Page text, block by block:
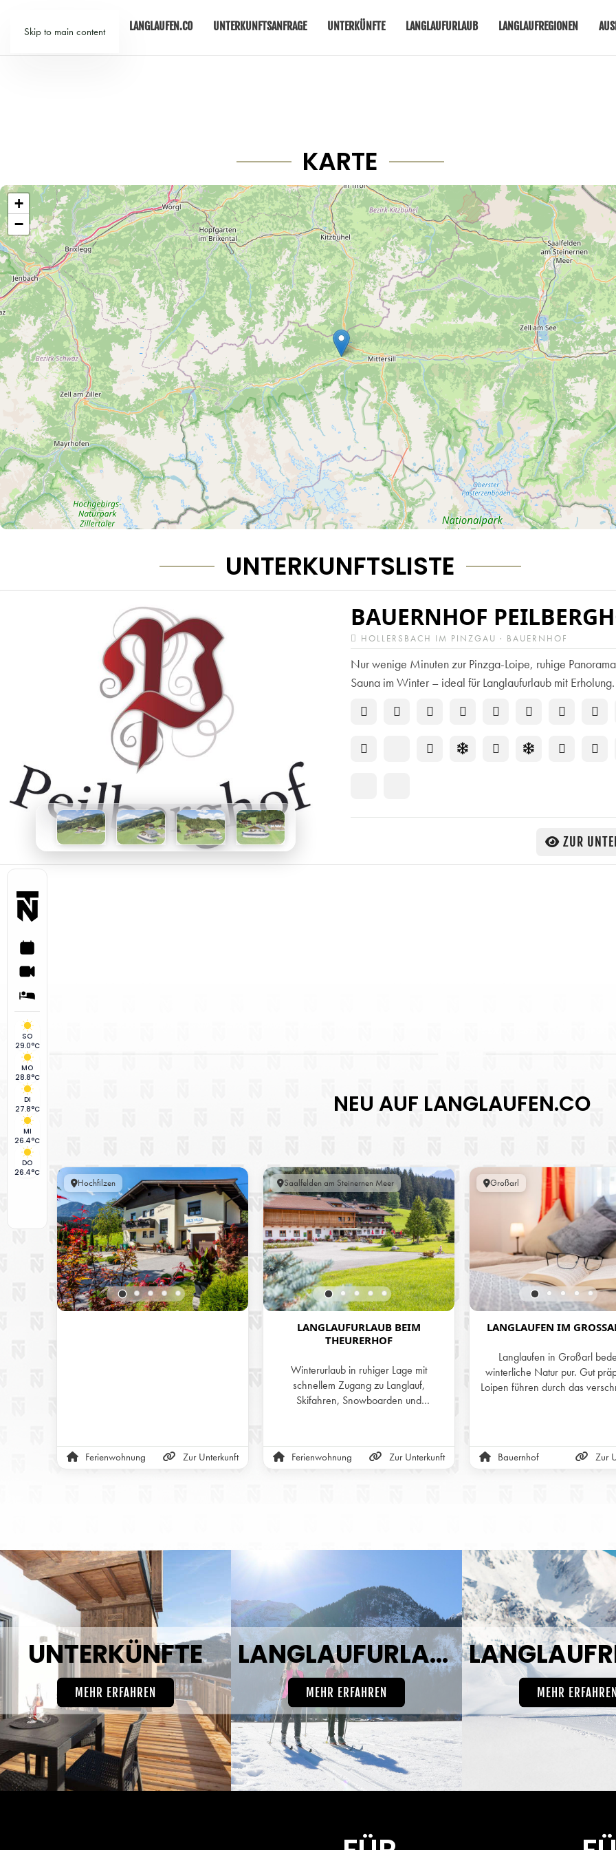
Skip to main content LANGLAUFEN.CO UNTERKUNFTSANFRAGE UNTERKÜNFTE LANGLAUFURLAUB LANGLAUFREGIONEN
KARTE
+
−
UNTERKUNFTSLISTE
BAUERNHOF
HOLLERSBACH IM PINZGAU · BAUERNHOF
Nur wenige Minuten zur Pinzga-Loipe, ruhige
Sauna im Winter – ideal für Langlaufurlaub mit Erholung.
ZUR
SO
29.0°C
MO
28.8°C
DI
27.8°C
MI
26.4°C
DO
26.4°C
NEU AUF LANGLAUFEN.CO
Hochfilzen
Ferienwohnung Zur Unterkunft
Saalfelden am Steinernen Meer
LANGLAUFURLAUB BEIM
THEURERHOF
Winterurlaub in ruhiger Lage mit
schnellem Zugang zu Langlauf,
Skifahren, Snowboarden und
Ferienwohnung Zur Unterkunft
Großarl
LANGLAUFEN IM
Langlaufen in Großarl
winterliche Natur pur. Gut
Loipen führen durch das
beeindruckenden Bergwelt
hier Ruhe, Bewegung und
Bauernhof Zur
UNTERKÜNFTE
MEHR ERFAHREN
LANGLAUFURLAUB
MEHR ERFAHREN MEHR ERFAHREN